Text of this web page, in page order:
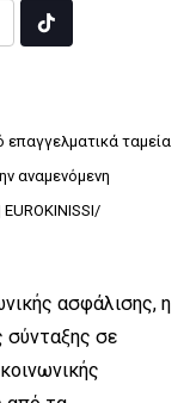
Tiktok
ταμεία
αναμενόμενη
EUROKINISSI/
ασφάλισης, η
σύνταξης σε